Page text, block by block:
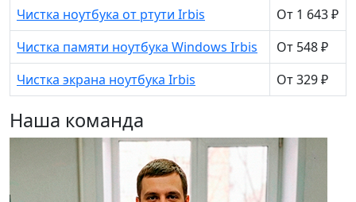
Чистка ноутбука от ртути Irbis
От 1 643 ₽
Чистка памяти ноутбука Windows Irbis
От 548 ₽
Чистка экрана ноутбука Irbis
От 329 ₽
Наша команда